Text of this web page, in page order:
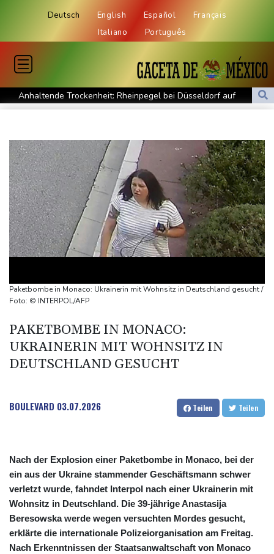
Deutsch English Español
Français
Italiano
Português
Anhaltende Trockenheit: Rheinpegel bei Düsseldorf auf
historischem Tief
entgegenstehen
Nationaler Sicherheitsrat mit Merz hat zu Drohnenvorfall in
Leipzig getagt
Dina Ebimbe wechselt von Frankfurt zu Schalke
Regierung und Opposition in Venezuela nehmen offiziellen
Dialog auf - ohne Machado
Schwimm-EM: Gose holt Gold im Freiwasser-Knockout
Vorstoß im Streit um US-Staatsbürgerschaft
Würgeschlange an Kanalufer in Schleswig-Holstein entdeckt
Westfalen
Sri Lanka setzt nach Unruhen in Gefängnis Soldaten ein
Paketbombe in Monaco: Ukrainerin mit Wohnsitz in Deutschland gesucht /
Foto: © INTERPOL/AFP
PAKETBOMBE IN MONACO:
UKRAINERIN MIT WOHNSITZ IN
DEUTSCHLAND GESUCHT
BOULEVARD 03.07.2026 Teilen Teilen
Nach der Explosion einer Paketbombe in Monaco, bei der
ein aus der Ukraine stammender Geschäftsmann schwer
verletzt wurde, fahndet Interpol nach einer Ukrainerin mit
Wohnsitz in Deutschland. Die 39-jährige Anastasija
Beresowska werde wegen versuchten Mordes gesucht,
erklärte die internationale Polizeiorganisation am Freitag.
Nach Erkenntnissen der Staatsanwaltschaft von Monaco